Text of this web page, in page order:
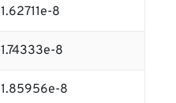
1.62711e-8
1.74333e-8
1.85956e-8